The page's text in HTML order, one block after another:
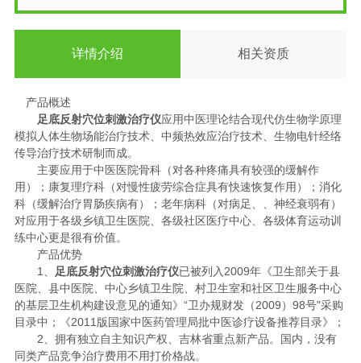
详情介绍 相关资质
产品概述
足底反射穴位刺激治疗仪应用中医理论结合现代仿生物学原理
模拟人体生物场能治疗技术、中频热效应治疗技术、生物电针经络
传导治疗技术研制而成。
主要应用于中医医院骨科（对各种疼痛具有较强的缓解作
用）；康复理疗科（对慢性疲劳综合症具有快速恢复作用）；消化
科（缓解治疗胃肠疾病有）；老年病科（对病足、、神经衰弱有）
对应用于各级乡镇卫生医院、各级社区医疗中心、各级体育运动训
练中心更是很有价值。
产品优势
1、
足底反射穴位刺激治疗仪已被列入2009年《卫生部关于县
医院、县中医院、中心乡镇卫生院、村卫生室和社区卫生服务中心
的基层卫生机构建设意见的通知》“卫办规财发（2009）98号"采购
目录中；《2011版国家中医药管理局批中医诊疗设备推荐目录》；
2、拥有独立自主知识产权、吉林省重点新产品。国内，没有
同类产品竞争治疗费用不用打价格战。